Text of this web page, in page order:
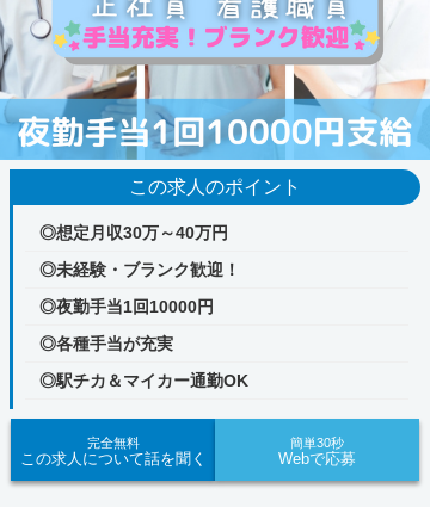
この求人のポイント
◎想定月収30万～40万円
◎未経験・ブランク歓迎！
◎夜勤手当1回10000円
◎各種手当が充実
◎駅チカ＆マイカー通勤OK
完全無料
この求人について話を聞く
簡単30秒
Webで応募